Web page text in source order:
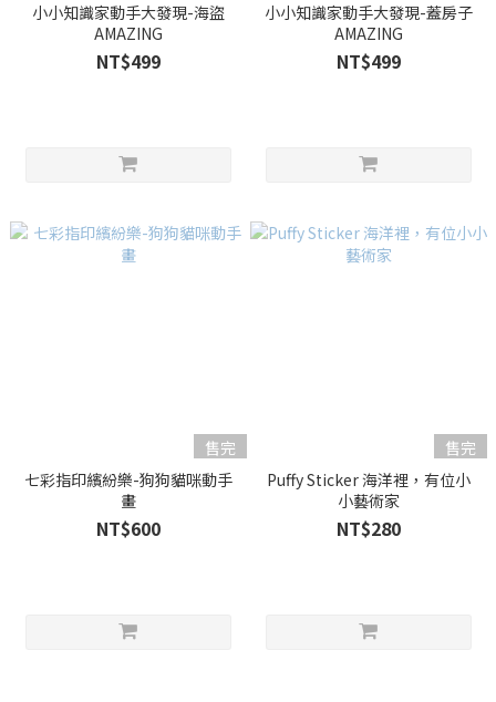
小小知識家動手大發現-海盜
AMAZING
NT$499
小小知識家動手大發現-蓋房子
AMAZING
NT$499
售完
七彩指印繽紛樂-狗狗貓咪動手
畫
NT$600
售完
Puffy Sticker 海洋裡，有位小
小藝術家
NT$280